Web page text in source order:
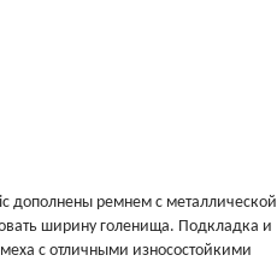
дополнены ремнем с металлической
ширину голенища. Подкладка и
с отличными износостойкими